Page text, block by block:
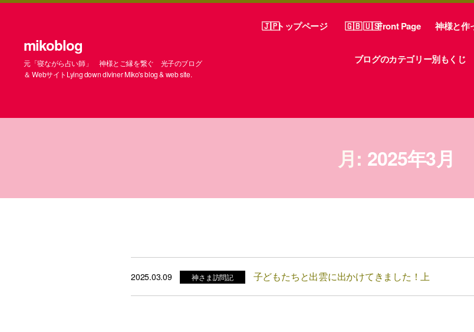
mikoblog
元「寝ながら占い師」 神様とご縁を繋ぐ 光子のブログ
＆ WebサイトLying down diviner Miko's blog & web site.
トップページ Front Page 神様と作
ブログのカテゴリー別もくじ
月: 2025年3月
2025.03.09 神さま訪問記 子どもたちと出雲に出かけてきました！上